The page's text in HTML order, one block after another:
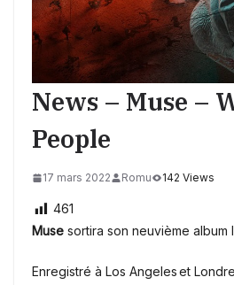
News – Muse –
People
17 mars 2022 Romu 142 Views
461
Muse sortira son neuvième album
Enregistré à Los Angeles et